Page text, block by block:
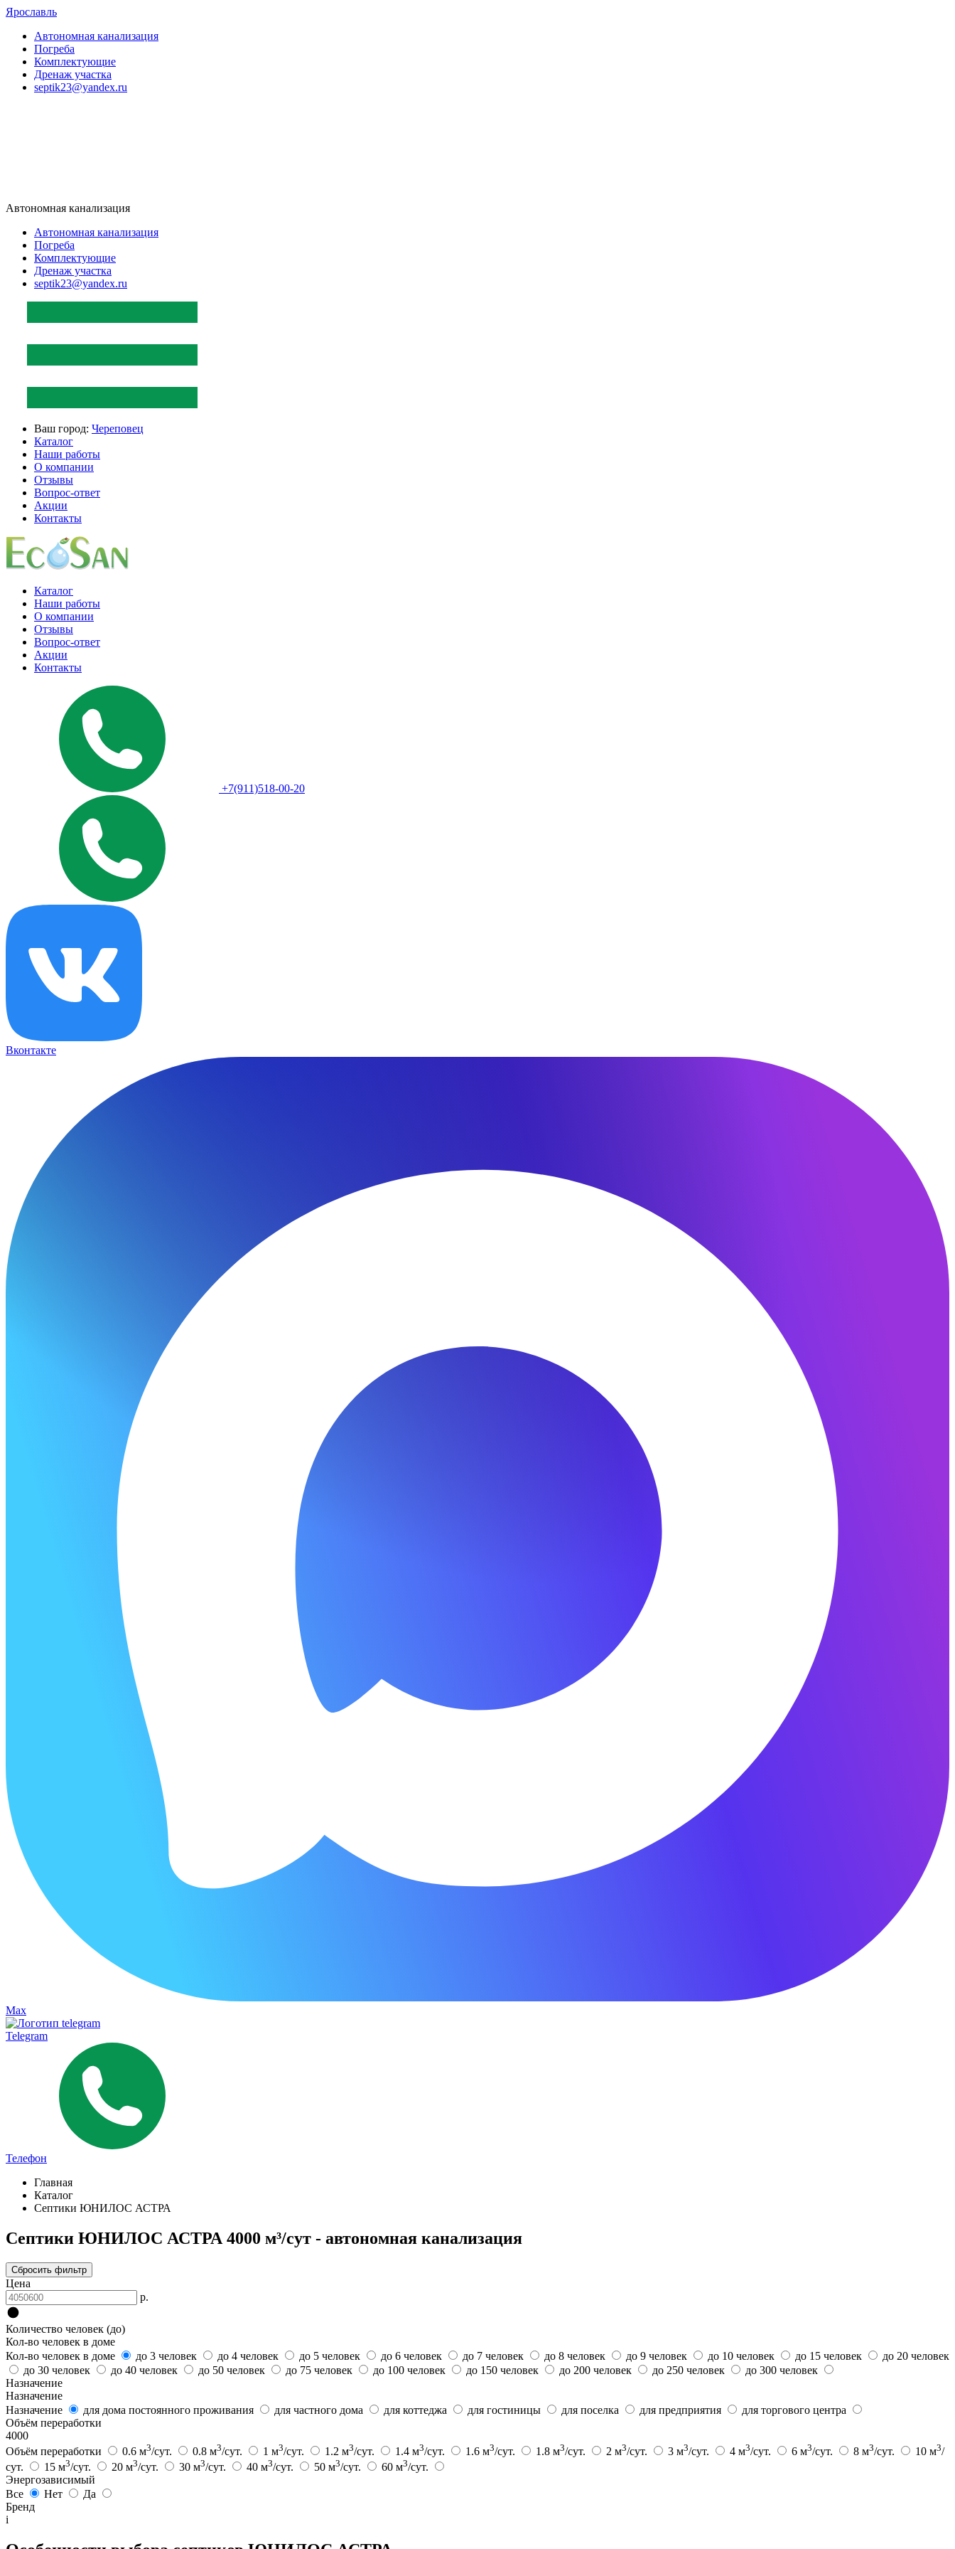
Ярославль
Автономная канализация
Погреба
Комплектующие
Дренаж участка
septik23@yandex.ru
Автономная канализация
Автономная канализация
Погреба
Комплектующие
Дренаж участка
septik23@yandex.ru
Ваш город: Череповец
Каталог
Наши работы
О компании
Отзывы
Вопрос-ответ
Акции
Контакты
Каталог
Наши работы
О компании
Отзывы
Вопрос-ответ
Акции
Контакты
+7(911)518-00-20
Вконтакте
Max
Telegram
Телефон
Главная
Каталог
Септики ЮНИЛОС АСТРА
Септики ЮНИЛОС АСТРА 4000 м³/сут - автономная канализация
Сбросить фильтр
Цена
р.
Количество человек (до)
Кол-во человек в доме
Кол-во человек в доме
до 3 человек до 4 человек до 5 человек до 6 человек до 7 человек до 8 человек до 9 человек до 10 человек до 15 человек
до 20 человек
до 30 человек
до 40 человек до 50 человек до 75 человек до 100 человек до 150 человек до 200 человек до 250 человек
до 300 человек
Назначение
Назначение
Назначение
для дома постоянного проживания для частного дома для коттеджа для гостиницы для поселка для предприятия
для торгового центра
Объём переработки
4000
Объём переработки
0.6 м3/сут. 0.8 м3/сут. 1 м3/сут. 1.2 м3/сут. 1.4 м3/сут. 1.6 м3/сут. 1.8 м3/сут. 2 м3/сут. 3 м3/сут. 4 м3/сут. 6 м3/сут. 8 м3/сут. 10 м3/
сут.
15 м3/сут. 20 м3/сут. 30 м3/сут. 40 м3/сут. 50 м3/сут. 60 м3/сут.
Энергозависимый
Все
Нет
Да
Бренд
i